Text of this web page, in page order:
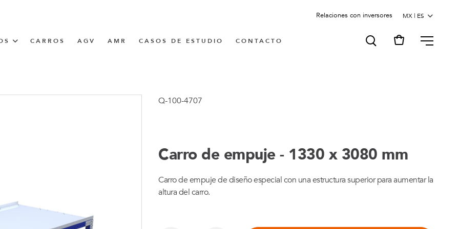
Relaciones con inversores
CARROS AGV AMR CASOS DE ESTUDIO CONTACTO MENU
Q-100-4707
Carro de empuje - 1330 x 3080 mm
Carro de empuje de diseño especial con una estructura superior para aumentar la
altura del carro.